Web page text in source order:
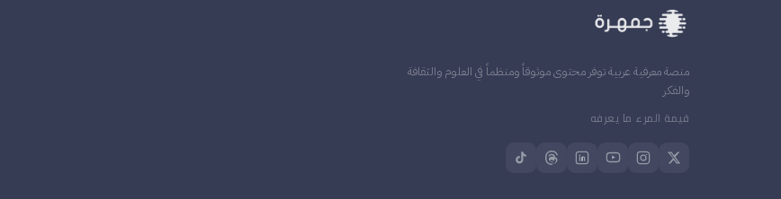
منصة معرفية عربية توفر محتوى موثوقاً ومنظماً في العلوم والثقافة
والفكر
قيمة المرء ما يعرفه